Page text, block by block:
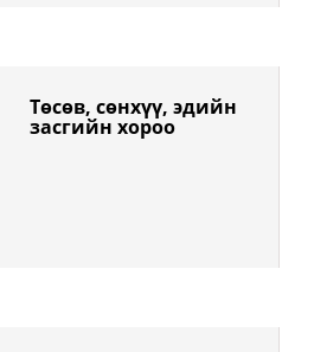
Төсөв, сөнхүү, эдийн
засгийн хороо